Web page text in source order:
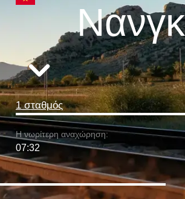
Νανγκ
1 σταθμός
Η νωρίτερη αναχώρηση:
07:32